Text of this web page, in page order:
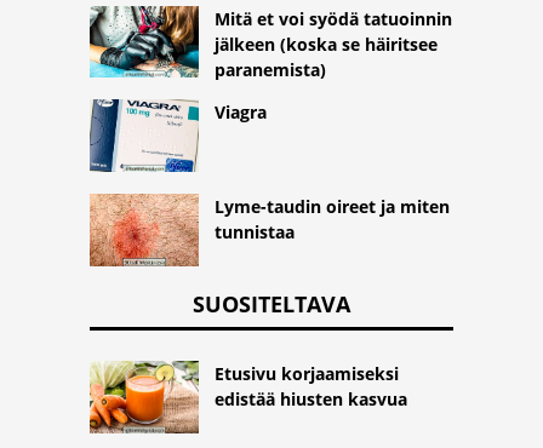
Mitä et voi syödä tatuoinnin
jälkeen (koska se häiritsee
paranemista)
Viagra
Lyme-taudin oireet ja miten
tunnistaa
SUOSITELTAVA
Etusivu korjaamiseksi
edistää hiusten kasvua